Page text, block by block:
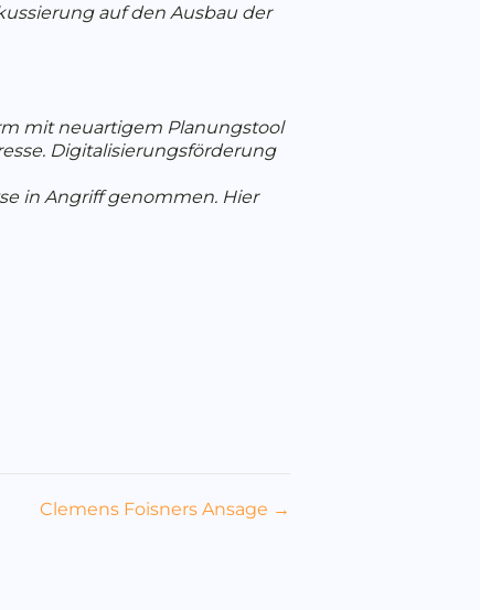
auf den Ausbau der
mit neuartigem Planungstool
Digitalisierungsförderung
in Angriff genommen. Hier
Clemens Foisners Ansage →